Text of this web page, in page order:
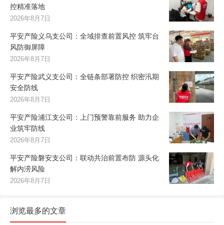
控精准落地
2026年8月7日
平安产险义乌支公司：全域排查前置风控 筑牢台
风防御屏障
2026年8月7日
平安产险武义支公司：全链条部署防控 织密汛期
安全防线
2026年8月7日
平安产险浦江支公司：上门预警靠前服务 助力企
业筑牢防线
2026年8月7日
平安产险磐安支公司：联动共治前置布防 源头化
解内涝风险
2026年8月7日
浏览最多的文章